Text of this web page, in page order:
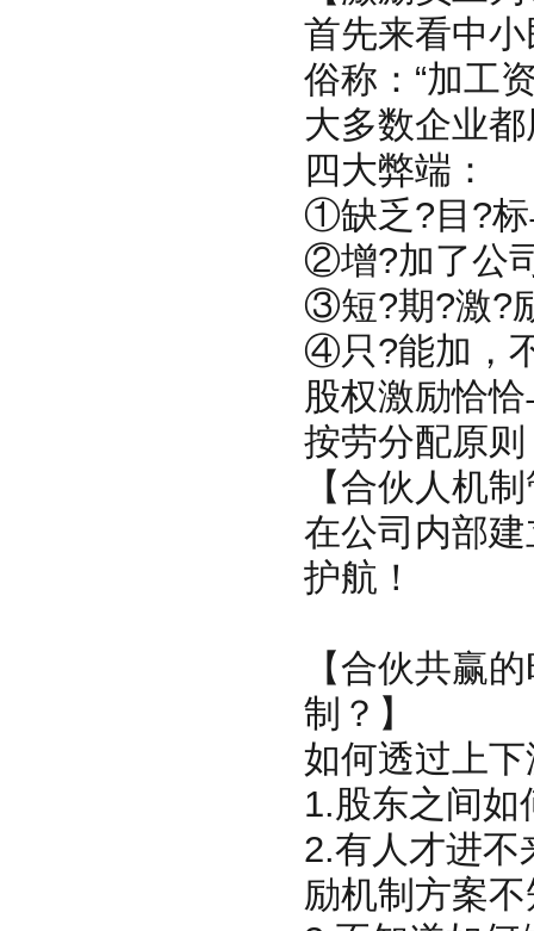
首先来看中
俗称：“加工
大多数企业
四大弊端：
①缺乏?目?
②增?加了公
③短?期?激?
④只?能加，
股权激励恰
按劳分配原
【合伙人机
在公司内部
护航！
【合伙共赢
制？】
如何透过上
1.股东之间如
2.有人才进不
励机制方案